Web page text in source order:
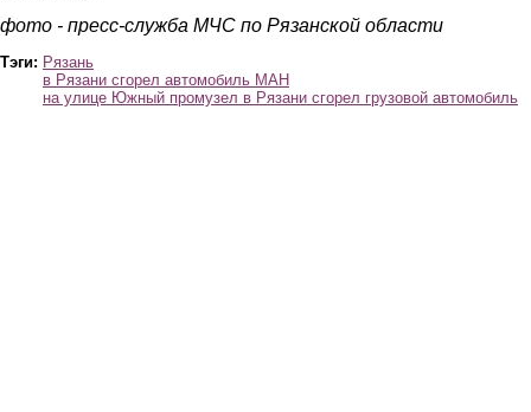
фото - пресс-служба МЧС по Рязанской области
Тэги: Рязань
в Рязани сгорел автомобиль МАН
на улице Южный промузел в Рязани сгорел грузовой автомобиль